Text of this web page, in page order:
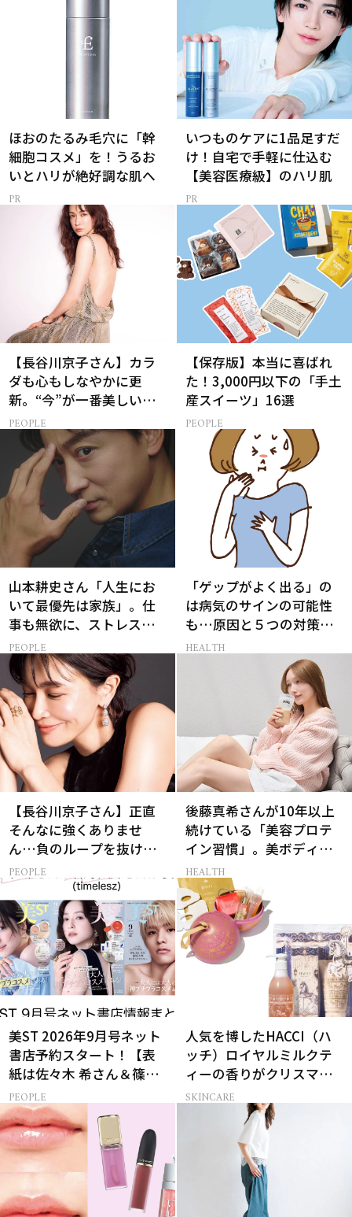
ほおのたるみ毛穴に「幹
細胞コスメ」を！うるお
いとハリが絶好調な肌へ
いつものケアに1品足すだ
け！自宅で手軽に仕込む
【美容医療級】のハリ肌
【長谷川京子さん】カラ
ダも心もしなやかに更
新。“今”が一番美しい
［特別画像集］
PEOPLE
【保存版】本当に喜ばれ
た！3,000円以下の「手土
産スイーツ」16選
PEOPLE
山本耕史さん「人生にお
いて最優先は家族」。仕
事も無欲に、ストレスを
溜めない生き方
PEOPLE
「ゲップがよく出る」の
は病気のサインの可能性
も…原因と５つの対策
【薬剤師監修】
HEALTH
【長谷川京子さん】正直
そんなに強くありませ
ん…負のループを抜ける
15分の習慣とは?
PEOPLE
後藤真希さんが10年以上
続けている「美容プロテ
イン習慣」。美ボディを
支える朝ルーティンと
は？
HEALTH
美ST 2026年9月号ネット
書店予約スタート！【表
紙は佐々木 希さん＆篠塚
大輝さん】
PEOPLE
人気を博したHACCI（ハ
ッチ）ロイヤルミルクテ
ィーの香りがクリスマス
に向けて限定セットで復
SKINCARE